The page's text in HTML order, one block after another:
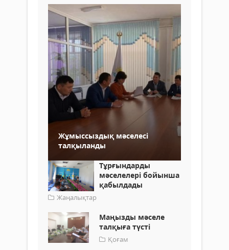
Жұмыссыздық мәселесі
талқыланды
Тұрғындарды
мәселелері бойынша
қабылдады
Жаңалықтар
Маңызды мәселе
талқыға түсті
Қоғам